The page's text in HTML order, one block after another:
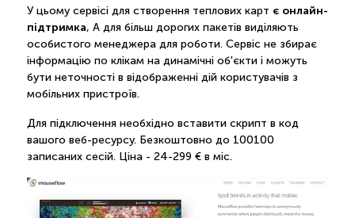
У цьому сервісі для створення теплових карт є онлайн-
підтримка, А для більш дорогих пакетів виділяють
особистого менеджера для роботи. Сервіс не збирає
інформацію по клікам на динамічні об'єкти і можуть
бути неточності в відображенні дій користувачів з
мобільних пристроїв.
Для підключення необхідно вставити скрипт в код
вашого веб-ресурсу. Безкоштовно до 100100
записаних сесій. Ціна - 24-299 € в міс.